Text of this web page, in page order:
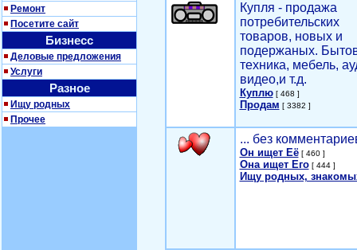
Ремонт
Посетите сайт
Бизнесс
Деловые предложения
Услуги
Разное
Ищу родных
Прочее
Купля - продажа
потребительских
товаров, новых и
подержаных.
техника, мебель,
видео,и т.д.
Куплю[ 468 ]
Продам [ 3382 ]
... без
Он ищет Её[ 460 ]
Она ищет Его[ 444 ]
Ищу родных,